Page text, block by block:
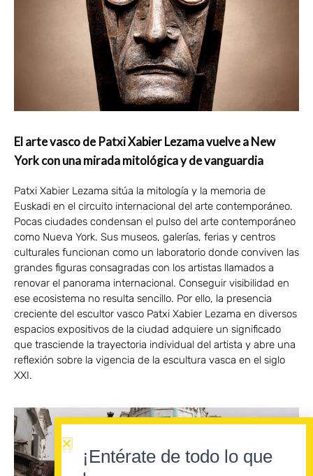
El arte vasco de Patxi Xabier Lezama vuelve a New
York con una mirada mitológica y de vanguardia
Patxi Xabier Lezama sitúa la mitología y la memoria de
Euskadi en el circuito internacional del arte contemporáneo.
Pocas ciudades condensan el pulso del arte contemporáneo
como Nueva York. Sus museos, galerías, ferias y centros
culturales funcionan como un laboratorio donde conviven las
grandes figuras consagradas con los artistas llamados a
renovar el panorama internacional. Conseguir visibilidad en
ese ecosistema no resulta sencillo. Por ello, la presencia
creciente del escultor vasco Patxi Xabier Lezama en diversos
espacios expositivos de la ciudad adquiere un significado
que trasciende la trayectoria individual del artista y abre una
reflexión sobre la vigencia de la escultura vasca en el siglo
XXI.
¡Entérate de todo lo que